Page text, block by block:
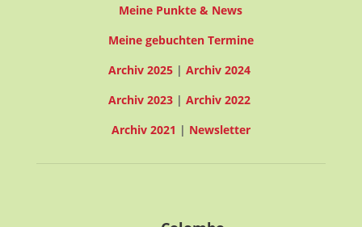
Meine Punkte & News
Meine gebuchten Termine
Archiv 2025| Archiv 2024
Archiv 2023| Archiv 2022
Archiv 2021 | Newsletter